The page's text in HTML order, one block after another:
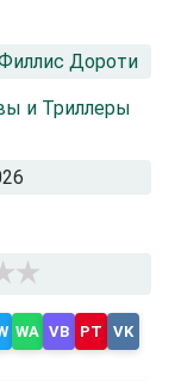
Дороти
и Триллеры
WA VB PT VK